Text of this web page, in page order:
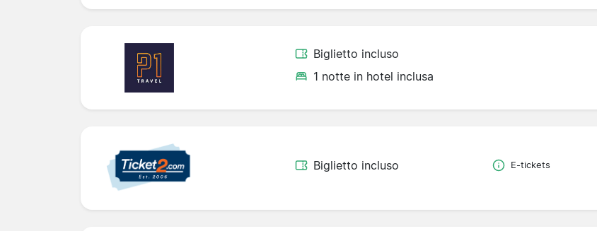
Biglietto incluso
1 notte in hotel inclusa
Biglietto incluso E-tickets